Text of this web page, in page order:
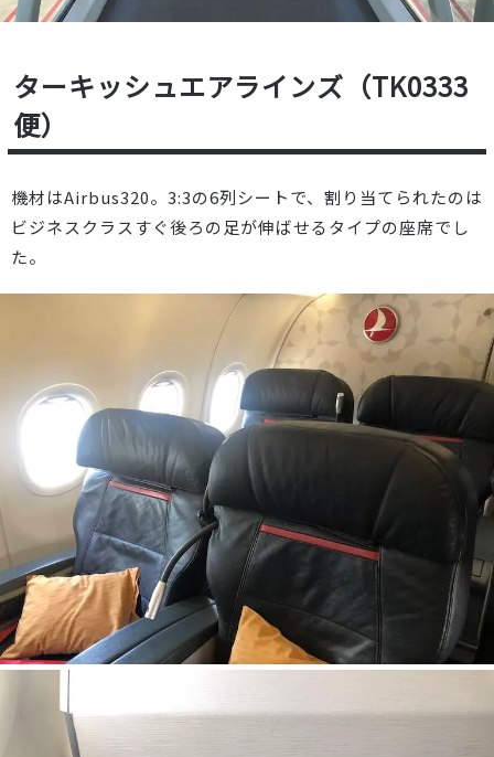
ターキッシュエアラインズ（TK0333
便）
機材はAirbus320。3:3の6列シートで、割り当てられたのは
ビジネスクラスすぐ後ろの足が伸ばせるタイプの座席でし
た。